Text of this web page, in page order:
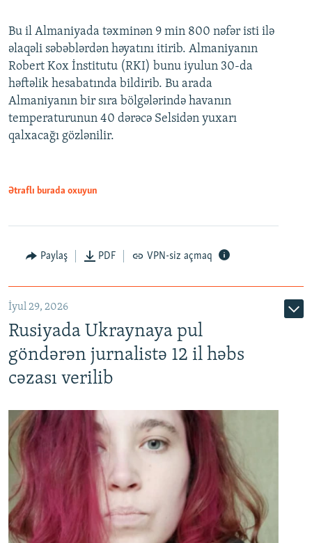
Bu il Almaniyada təxminən 9 min 800 nəfər isti ilə
əlaqəli səbəblərdən həyatını itirib. Almaniyanın
Robert Kox İnstitutu (RKI) bunu iyulun 30-da
həftəlik hesabatında bildirib. Bu arada
Almaniyanın bir sıra bölgələrində havanın
temperaturunun 40 dərəcə Selsidən yuxarı
qalxacağı gözlənilir.
Ətraflı burada oxuyun
Paylaş PDF VPN-siz açmaq
İyul 29, 2026
Rusiyada Ukraynaya pul
göndərən jurnalistə 12 il həbs
cəzası verilib